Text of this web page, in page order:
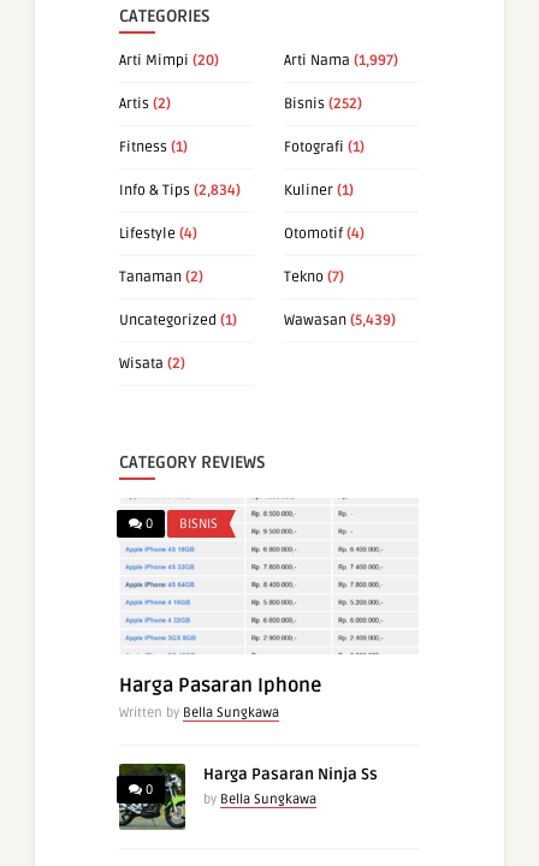
CATEGORIES
Arti Mimpi (20) Arti Nama (1,997)
Artis (2) Bisnis (252)
Fitness (1) Fotografi (1)
Info & Tips (2,834) Kuliner (1)
Lifestyle (4) Otomotif (4)
Tanaman (2) Tekno (7)
Uncategorized (1) Wawasan (5,439)
Wisata (2)
CATEGORY REVIEWS
0 BISNIS
Harga Pasaran Iphone
Written by Bella Sungkawa
0
Harga Pasaran Ninja Ss
by Bella Sungkawa